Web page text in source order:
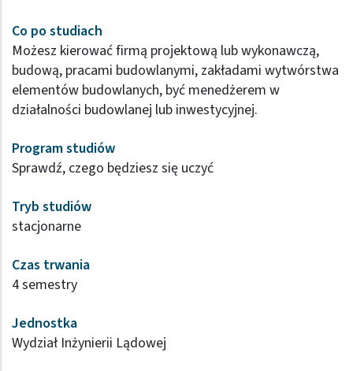
Co po studiach
Możesz kierować firmą projektową lub wykonawczą,
budową, pracami budowlanymi, zakładami wytwórstwa
elementów budowlanych, być menedżerem w
działalności budowlanej lub inwestycyjnej.
Program studiów
Sprawdź, czego będziesz się uczyć
Tryb studiów
stacjonarne
Czas trwania
4 semestry
Jednostka
Wydział Inżynierii Lądowej